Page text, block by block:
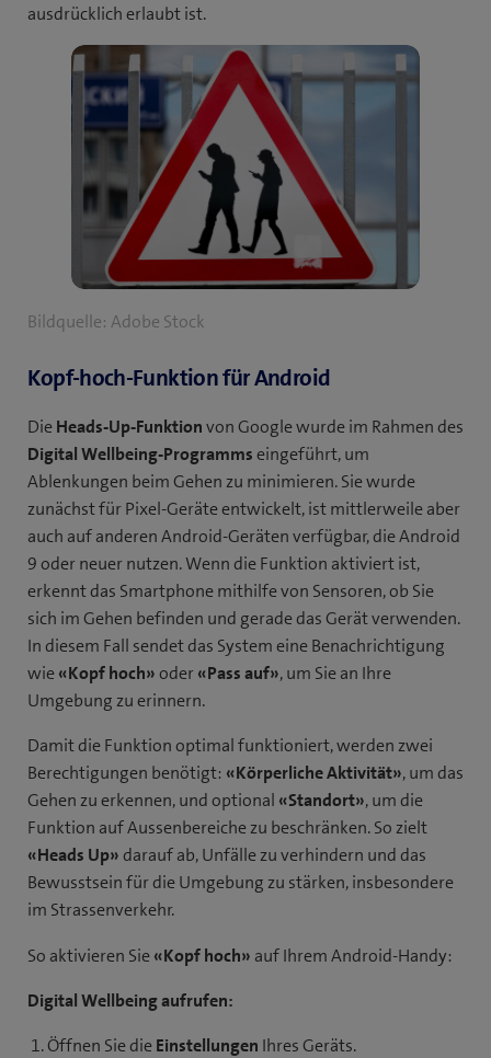
ausdrücklich erlaubt ist.
Bildquelle: Adobe Stock
Kopf-hoch-Funktion für Android
DieHeads-Up-Funktionvon Google wurde im Rahmen des
Digital Wellbeing-Programmseingeführt, um
Ablenkungen beim Gehen zu minimieren. Sie wurde
zunächst für Pixel-Geräte entwickelt, ist mittlerweile aber
auch auf anderen Android-Geräten verfügbar, die Android
9 oder neuer nutzen. Wenn die Funktion aktiviert ist,
erkennt das Smartphone mithilfe von Sensoren, ob Sie
sich im Gehen befinden und gerade das Gerät verwenden.
In diesem Fall sendet das System eine Benachrichtigung
wie«Kopf hoch»oder«Pass auf», um Sie an Ihre
Umgebung zu erinnern.
Damit die Funktion optimal funktioniert, werden zwei
Berechtigungen benötigt: «Körperliche Aktivität», um das
Gehen zu erkennen, und optional «Standort», um die
Funktion auf Aussenbereiche zu beschränken. So zielt
«Heads Up»darauf ab, Unfälle zu verhindern und das
Bewusstsein für die Umgebung zu stärken, insbesondere
im Strassenverkehr.
So aktivieren Sie«Kopf hoch» auf Ihrem Android-Handy:
Digital Wellbeing aufrufen:
Öffnen Sie dieEinstellungen Ihres Geräts.